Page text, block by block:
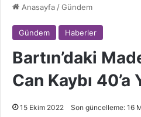
Anasayfa /Gündem
Gündem Haberler
Bartın’daki
Can Kaybı
15 Ekim 2022 Son güncelleme: 16